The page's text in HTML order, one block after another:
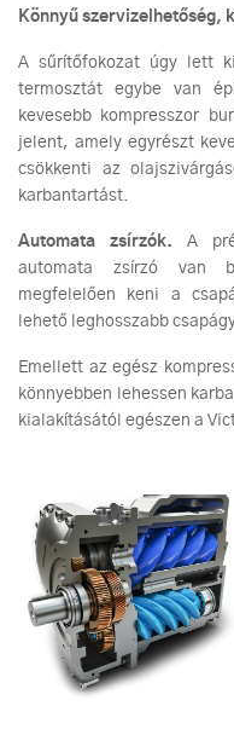
Könnyű szervizelhetőség,
A sűrítőfokozat úgy lett
termosztát egybe van
kevesebb kompresszor
jelent, amely egyrészt
csökkenti az
karbantartást.
Automata zsírzók. A
automata zsírzó van
megfelelően keni a
lehető leghosszabb
Emellett az egész
könnyebben lehessen
kialakításától egészen a